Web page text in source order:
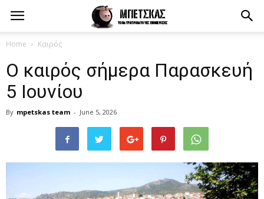
Home Καιρός
Ο καιρός σήμερα Παρασκευή
5 Ιουνίου
By mpetskas team - June 5, 2026